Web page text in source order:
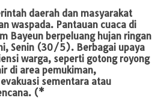
daerah dan masyarakat
waspada. Pantauan cuaca di
Bayeun berpeluang hujan ringan
Senin (30/5). Berbagai upaya
warga, seperti gotong royong
di area pemukiman,
sementara atau
(*